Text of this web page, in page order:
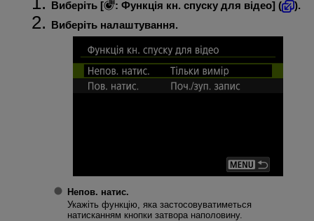
Виберіть [ : Функція кн. спуску для відео] (
).
Виберіть налаштування.
Непов. натис.
Укажіть функцію, яка застосовуватиметься
натисканням кнопки затвора наполовину.